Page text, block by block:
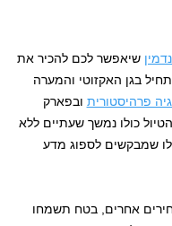
שיאפשר לכם להכיר את
בגן האקזוטי והמערה
פרהיסטורית ובפארק
. הטיול כולו נמשך שעתיים ללא
שמבקשים לספוג מדע
אחרים, בטח תשמחו